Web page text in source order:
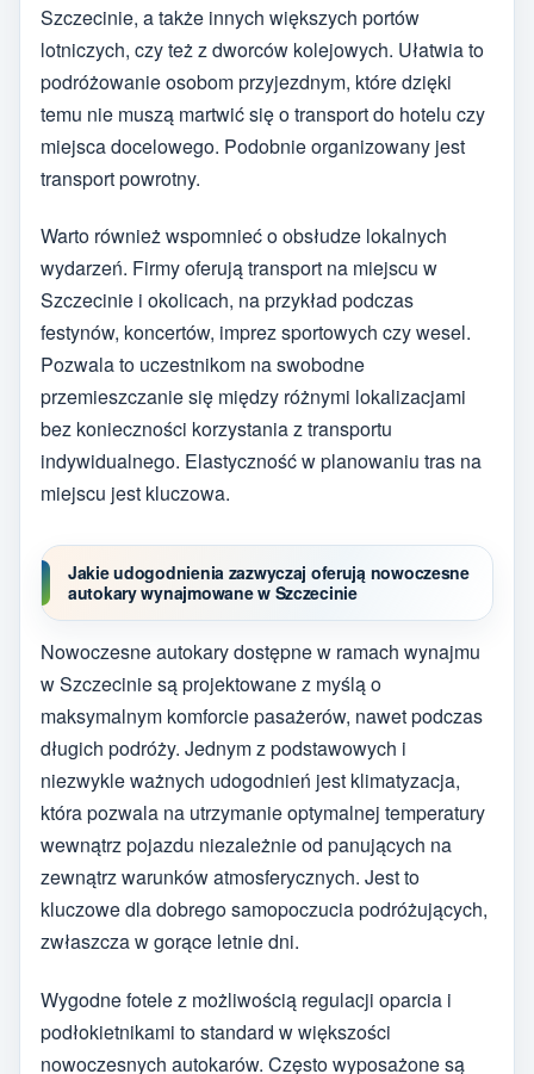
Szczecinie, a także innych większych portów
lotniczych, czy też z dworców kolejowych. Ułatwia to
podróżowanie osobom przyjezdnym, które dzięki
temu nie muszą martwić się o transport do hotelu czy
miejsca docelowego. Podobnie organizowany jest
transport powrotny.
Warto również wspomnieć o obsłudze lokalnych
wydarzeń. Firmy oferują transport na miejscu w
Szczecinie i okolicach, na przykład podczas
festynów, koncertów, imprez sportowych czy wesel.
Pozwala to uczestnikom na swobodne
przemieszczanie się między różnymi lokalizacjami
bez konieczności korzystania z transportu
indywidualnego. Elastyczność w planowaniu tras na
miejscu jest kluczowa.
Jakie udogodnienia zazwyczaj oferują nowoczesne
autokary wynajmowane w Szczecinie
Nowoczesne autokary dostępne w ramach wynajmu
w Szczecinie są projektowane z myślą o
maksymalnym komforcie pasażerów, nawet podczas
długich podróży. Jednym z podstawowych i
niezwykle ważnych udogodnień jest klimatyzacja,
która pozwala na utrzymanie optymalnej temperatury
wewnątrz pojazdu niezależnie od panujących na
zewnątrz warunków atmosferycznych. Jest to
kluczowe dla dobrego samopoczucia podróżujących,
zwłaszcza w gorące letnie dni.
Wygodne fotele z możliwością regulacji oparcia i
podłokietnikami to standard w większości
nowoczesnych autokarów. Często wyposażone są